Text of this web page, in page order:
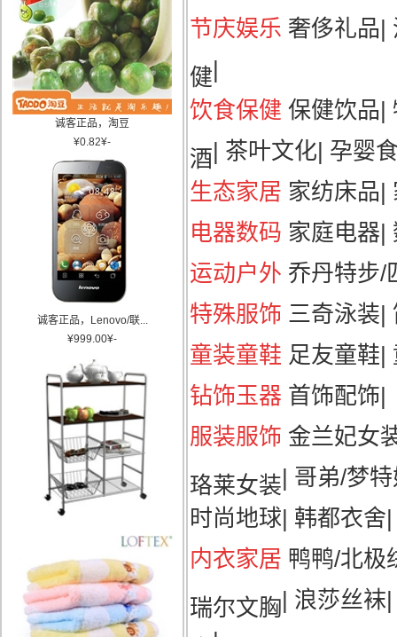
诚客正品，淘豆
¥0.82¥-
诚客正品，Lenovo/联...
¥999.00¥-
节庆娱乐 奢侈礼品|
健|
饮食保健 保健饮品|
酒| 茶叶文化| 孕婴
生态家居 家纺床品|
电器数码 家庭电器|
运动户外 乔丹特步/
特殊服饰 三奇泳装|
童装童鞋 足友童鞋|
钻饰玉器 首饰配饰|
服装服饰 金兰妃女
珞莱女装| 哥弟/梦
时尚地球| 韩都衣舍|
内衣家居 鸭鸭/北极
瑞尔文胸| 浪莎丝袜